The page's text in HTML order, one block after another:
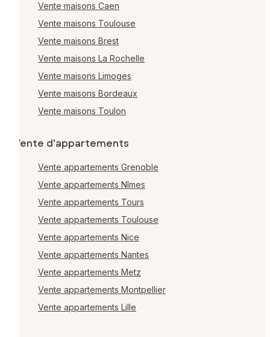
Vente maisons Caen
Vente maisons Toulouse
Vente maisons Brest
Vente maisons La Rochelle
Vente maisons Limoges
Vente maisons Bordeaux
Vente maisons Toulon
Vente d'appartements
Vente appartements Grenoble
Vente appartements Nîmes
Vente appartements Tours
Vente appartements Toulouse
Vente appartements Nice
Vente appartements Nantes
Vente appartements Metz
Vente appartements Montpellier
Vente appartements Lille